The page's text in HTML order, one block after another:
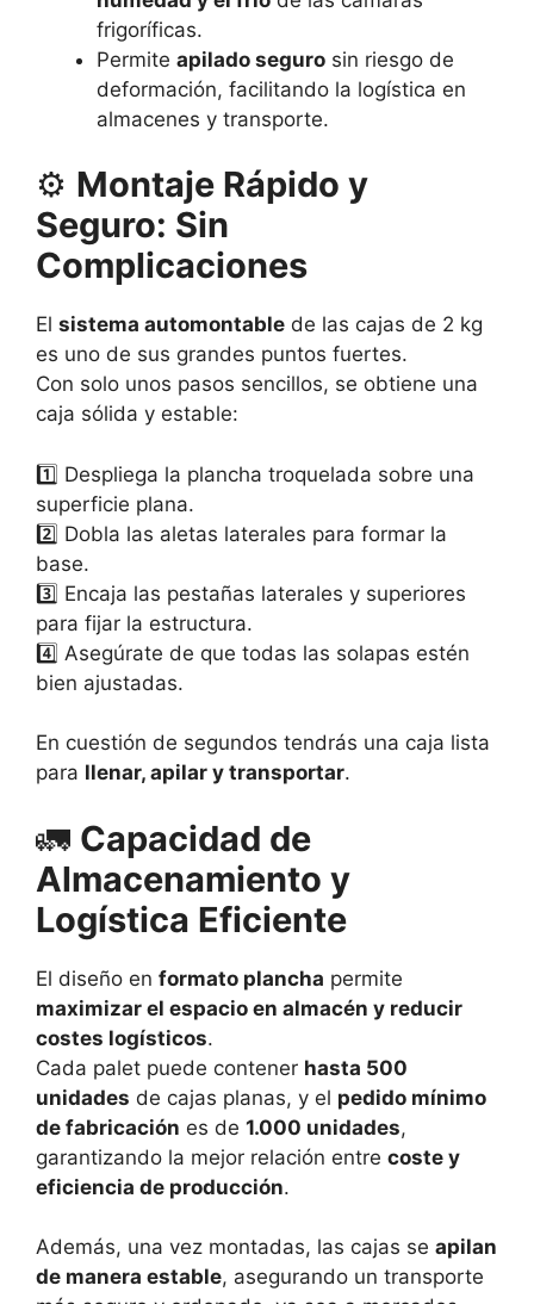
frigoríficas.
Permite apilado seguro sin riesgo de
deformación, facilitando la logística en
almacenes y transporte.
⚙️ Montaje Rápido y
Seguro: Sin
Complicaciones
El sistema automontable de las cajas de 2 kg
es uno de sus grandes puntos fuertes.
Con solo unos pasos sencillos, se obtiene una
caja sólida y estable:
1️⃣ Despliega la plancha troquelada sobre una
superficie plana.
2️⃣ Dobla las aletas laterales para formar la
base.
3️⃣ Encaja las pestañas laterales y superiores
para fijar la estructura.
4️⃣ Asegúrate de que todas las solapas estén
bien ajustadas.
En cuestión de segundos tendrás una caja lista
para llenar, apilar y transportar.
🚛 Capacidad de
Almacenamiento y
Logística Eficiente
El diseño en formato plancha permite
maximizar el espacio en almacén y reducir
costes logísticos.
Cada palet puede contener hasta 500
unidades de cajas planas, y el pedido mínimo
de fabricación es de 1.000 unidades,
garantizando la mejor relación entre coste y
eficiencia de producción.
Además, una vez montadas, las cajas se apilan
de manera estable, asegurando un transporte